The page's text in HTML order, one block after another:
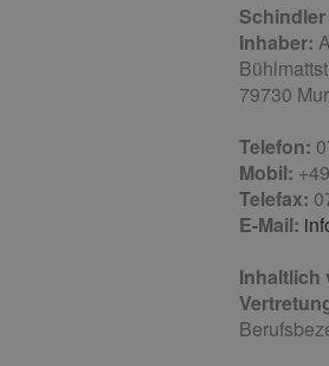
Inhaber:
79730
Telefon:
Mobil:
Telefax:
E-Mail:
Inhaltlich